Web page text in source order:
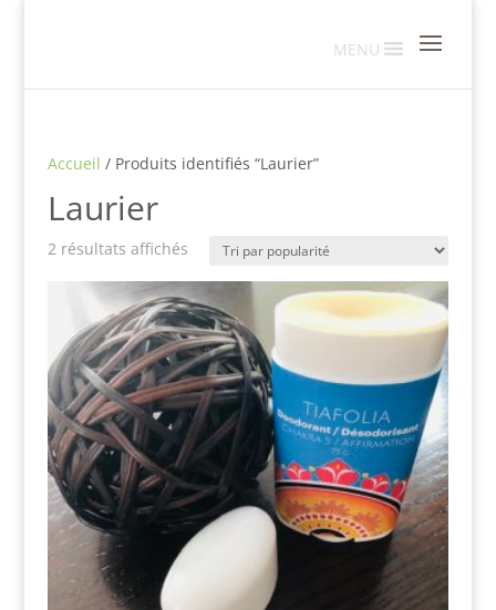
MENU
Accueil / Produits identifiés “Laurier”
Laurier
2 résultats affichésTrié
popularité